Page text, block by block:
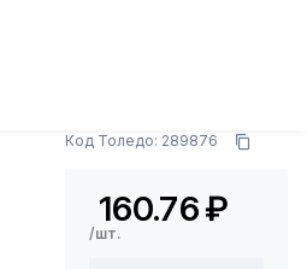
Код Толедо: 289876
160.76₽
/шт.